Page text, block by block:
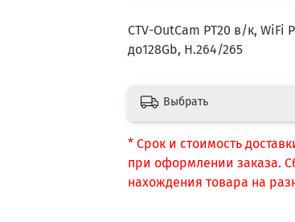
CTV-OutCam PT20 в/к,
до128Gb, H.264/265
Выбрать
* Срок и стоимость
при оформлении заказа.
нахождения товара на